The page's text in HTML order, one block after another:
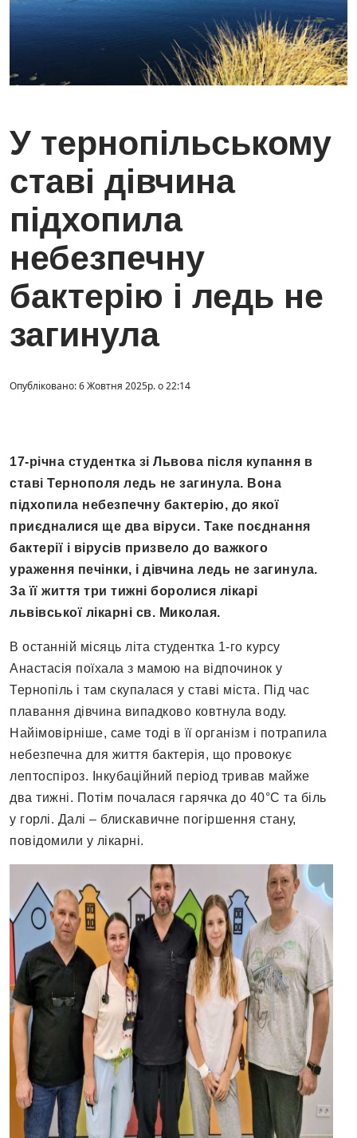
У тернопільському
ставі дівчина
підхопила
небезпечну
бактерію і ледь не
загинула
Опубліковано: 6 Жовтня 2025р. о 22:14
17-річна студентка зі Львова після купання в
ставі Тернополя ледь не загинула. Вона
підхопила небезпечну бактерію, до якої
приєдналися ще два віруси. Таке поєднання
бактерії і вірусів призвело до важкого
ураження печінки, і дівчина ледь не загинула.
За її життя три тижні боролися лікарі
львівської лікарні св. Миколая.
В останній місяць літа студентка 1-го курсу
Анастасія поїхала з мамою на відпочинок у
Тернопіль і там скупалася у ставі міста. Під час
плавання дівчина випадково ковтнула воду.
Найімовірніше, саме тоді в її організм і потрапила
небезпечна для життя бактерія, що провокує
лептоспіроз. Інкубаційний період тривав майже
два тижні. Потім почалася гарячка до 40°С та біль
у горлі. Далі – блискавичне погіршення стану,
повідомили у лікарні.